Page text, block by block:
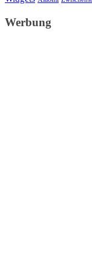
Werbung